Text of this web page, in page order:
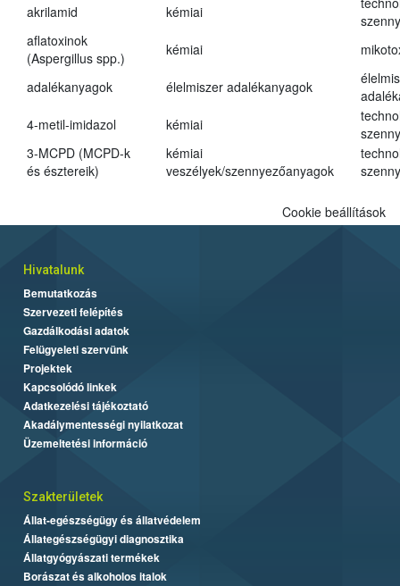
akrilamid
kémiai
aflatoxinok
(Aspergillus spp.)
kémiai
adalékanyagok élelmiszer adalékanyagok
4-metil-imidazol
kémiai
3-MCPD (MCPD-k
és észtereik)
kémiai
veszélyek/szennyezőanyagok
Cookie beállítások
Hivatalunk
Bemutatkozás
Szervezeti felépítés
Gazdálkodási adatok
Felügyeleti szervünk
Projektek
Kapcsolódó linkek
Adatkezelési tájékoztató
Akadálymentességi nyilatkozat
Üzemeltetési információ
Szakterületek
Állat-egészségügy és állatvédelem
Állategészségügyi diagnosztika
Állatgyógyászati termékek
Borászat és alkoholos italok